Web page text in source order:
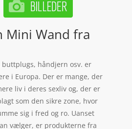
Mini Wand fra
håndjern osv. er
i Europa. Der er mange, der
liv i deres sexliv og, der er
som den sikre zone, hvor
sig i fred og ro. Uanset
vælger, er produkterne fra